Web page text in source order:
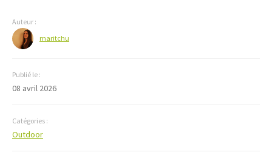
Auteur :
maritchu
Publié le :
08 avril 2026
Catégories :
Outdoor